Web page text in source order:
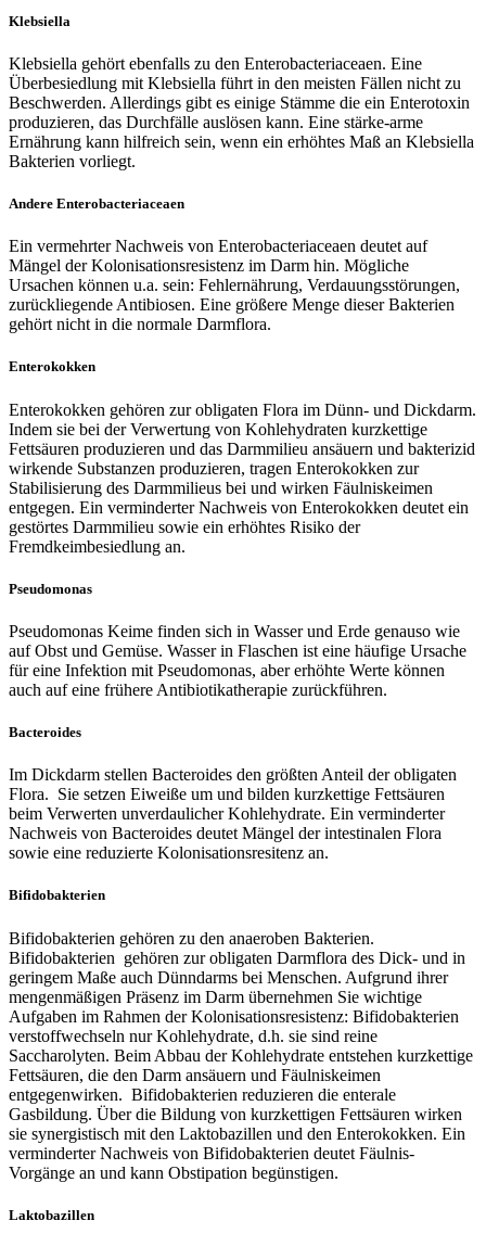
Klebsiella
Klebsiella gehört ebenfalls zu den Enterobacteriaceaen. Eine
Überbesiedlung mit Klebsiella führt in den meisten Fällen nicht zu
Beschwerden. Allerdings gibt es einige Stämme die ein Enterotoxin
produzieren, das Durchfälle auslösen kann. Eine stärke-arme
Ernährung kann hilfreich sein, wenn ein erhöhtes Maß an Klebsiella
Bakterien vorliegt.
Andere Enterobacteriaceaen
Ein vermehrter Nachweis von Enterobacteriaceaen deutet auf
Mängel der Kolonisationsresistenz im Darm hin. Mögliche
Ursachen können u.a. sein: Fehlernährung, Verdauungsstörungen,
zurückliegende Antibiosen. Eine größere Menge dieser Bakterien
gehört nicht in die normale Darmflora.
Enterokokken
Enterokokken gehören zur obligaten Flora im Dünn- und Dickdarm.
Indem sie bei der Verwertung von Kohlehydraten kurzkettige
Fettsäuren produzieren und das Darmmilieu ansäuern und bakterizid
wirkende Substanzen produzieren, tragen Enterokokken zur
Stabilisierung des Darmmilieus bei und wirken Fäulniskeimen
entgegen. Ein verminderter Nachweis von Enterokokken deutet ein
gestörtes Darmmilieu sowie ein erhöhtes Risiko der
Fremdkeimbesiedlung an.
Pseudomonas
Pseudomonas Keime finden sich in Wasser und Erde genauso wie
auf Obst und Gemüse. Wasser in Flaschen ist eine häufige Ursache
für eine Infektion mit Pseudomonas, aber erhöhte Werte können
auch auf eine frühere Antibiotikatherapie zurückführen.
Bacteroides
Im Dickdarm stellen Bacteroides den größten Anteil der obligaten
Flora. Sie setzen Eiweiße um und bilden kurzkettige Fettsäuren
beim Verwerten unverdaulicher Kohlehydrate. Ein verminderter
Nachweis von Bacteroides deutet Mängel der intestinalen Flora
sowie eine reduzierte Kolonisationsresitenz an.
Bifidobakterien
Bifidobakterien gehören zu den anaeroben Bakterien.
Bifidobakterien gehören zur obligaten Darmflora des Dick- und in
geringem Maße auch Dünndarms bei Menschen. Aufgrund ihrer
mengenmäßigen Präsenz im Darm übernehmen Sie wichtige
Aufgaben im Rahmen der Kolonisationsresistenz: Bifidobakterien
verstoffwechseln nur Kohlehydrate, d.h. sie sind reine
Saccharolyten. Beim Abbau der Kohlehydrate entstehen kurzkettige
Fettsäuren, die den Darm ansäuern und Fäulniskeimen
entgegenwirken. Bifidobakterien reduzieren die enterale
Gasbildung. Über die Bildung von kurzkettigen Fettsäuren wirken
sie synergistisch mit den Laktobazillen und den Enterokokken. Ein
verminderter Nachweis von Bifidobakterien deutet Fäulnis-
Vorgänge an und kann Obstipation begünstigen.
Laktobazillen